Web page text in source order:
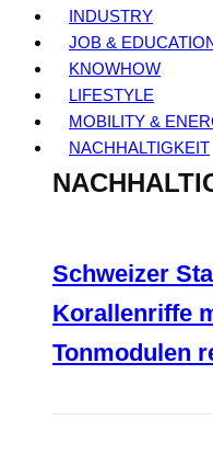
INDUSTRY
JOB &
KNOWHOW
LIFESTYLE
MOBILITY &
NACHHALTIGKEIT
Schweizer
Korallenriffe
Tonmodulen